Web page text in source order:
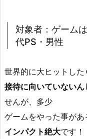
対象者：ゲーム
代PS・男性
世界的に大ヒットした
接待に向いていないん
せんが、多少
ゲームをやった事が
インパクト絶大です！